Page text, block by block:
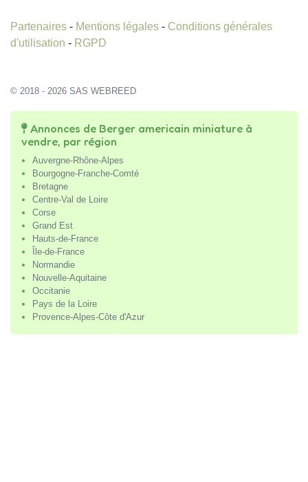
Partenaires - Mentions légales - Conditions générales
d'utilisation - RGPD
© 2018 - 2026 SAS WEBREED
Annonces de Berger americain miniature à
vendre, par région
Auvergne-Rhône-Alpes
Bourgogne-Franche-Comté
Bretagne
Centre-Val de Loire
Corse
Grand Est
Hauts-de-France
Île-de-France
Normandie
Nouvelle-Aquitaine
Occitanie
Pays de la Loire
Provence-Alpes-Côte d'Azur